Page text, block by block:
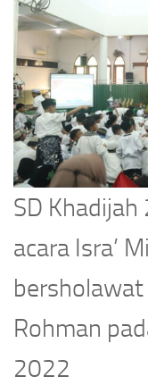
SD
acara Isra’
Rohman
2022